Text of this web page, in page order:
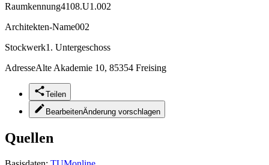
Raumkennung4108.U1.002
Architekten-Name002
Stockwerk1. Untergeschoss
AdresseAlte Akademie 10, 85354 Freising
Teilen
BearbeitenÄnderung vorschlagen
Quellen